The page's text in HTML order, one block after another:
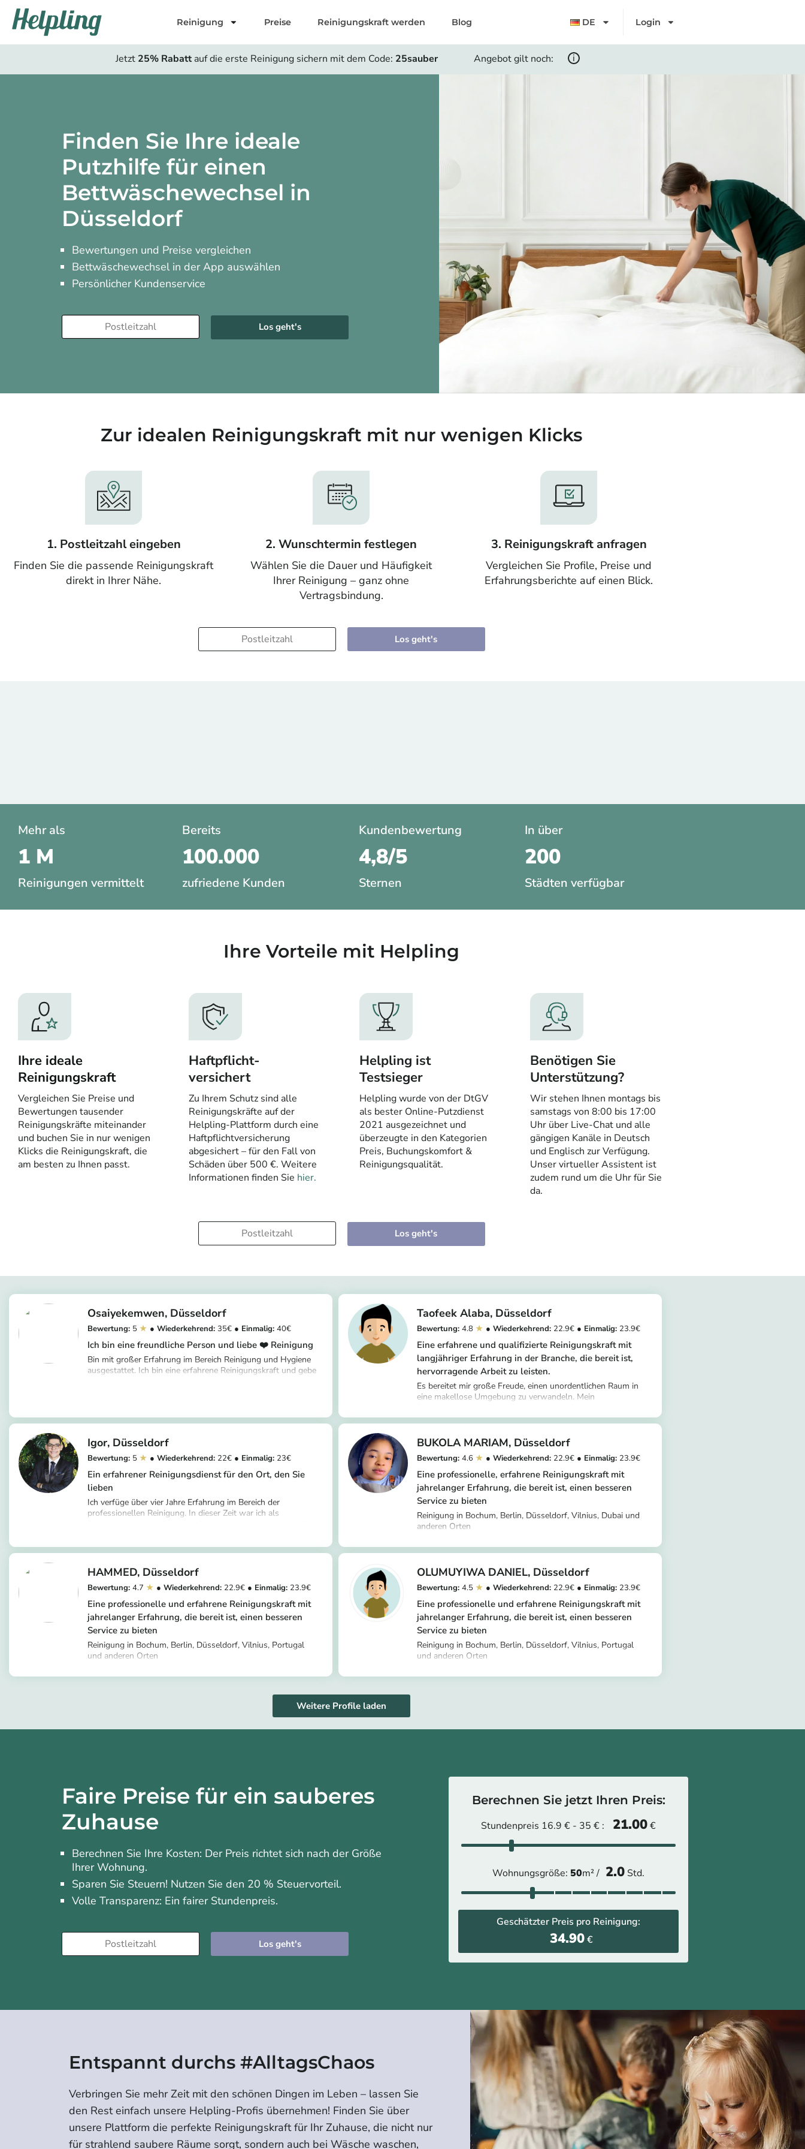
springen
Reinigung Preise Reinigungskraft werden Blog DE Login
Jetzt 25% Rabattauf die erste Reinigung sichern mit dem Code: 25sauber Angebot gilt noch: i
Finden Sie Ihre ideale
Putzhilfe für einen
Bettwäschewechsel in
Düsseldorf
Bewertungen und Preise vergleichen
Bettwäschewechsel in der App auswählen
Persönlicher Kundenservice
Los geht's
Zur idealen Reinigungskraft mit nur wenigen Klicks
1. Postleitzahl eingeben
Finden Sie die passende Reinigungskraft
direkt in Ihrer Nähe.
2. Wunschtermin festlegen
Wählen Sie die Dauer und Häufigkeit
Ihrer Reinigung – ganz ohne
Vertragsbindung.
3. Reinigungskraft anfragen
Vergleichen Sie Profile, Preise und
Erfahrungsberichte auf einen Blick.
Los geht's
Mehr als
1 M
Reinigungen vermittelt
Bereits
100.000
zufriedene Kunden
Kundenbewertung
4,8/5
Sternen
In über
200
Städten verfügbar
Ihre Vorteile mit Helpling​
Ihre ideale
Reinigungskraft
Vergleichen Sie Preise und
Bewertungen tausender
Reinigungskräfte miteinander
und buchen Sie in nur wenigen
Klicks die Reinigungskraft, die
am besten zu Ihnen passt.
Haftpflicht-
versichert
Zu Ihrem Schutz sind alle
Reinigungskräfte auf der
Helpling-Plattform durch eine
Haftpflichtversicherung
abgesichert – für den Fall von
Schäden über 500 €. Weitere
Informationen finden Sie hier.
Helpling ist
Testsieger
Helpling wurde von der DtGV
als bester Online-Putzdienst
2021 ausgezeichnet und
überzeugte in den Kategorien
Preis, Buchungskomfort &
Reinigungsqualität.
Benötigen Sie
Unterstützung?
Wir stehen Ihnen montags bis
samstags von 8:00 bis 17:00
Uhr über Live-Chat und alle
gängigen Kanäle in Deutsch
und Englisch zur Verfügung.
Unser virtueller Assistent ist
zudem rund um die Uhr für Sie
da.
Los geht's
Osaiyekemwen Düsseldorf
5 35 40
Ich bin eine freundliche Person und liebe ❤️ Reinigung
Bin mit großer Erfahrung im Bereich Reinigung und Hygiene
ausgestattet. Ich bin eine erfahrene Reinigungskraft und gebe
Taofeek Alaba Düsseldorf
4.8 22.9 23.9
Eine erfahrene und qualifizierte Reinigungskraft mit
langjähriger Erfahrung in der Branche, die bereit ist,
hervorragende Arbeit zu leisten.
Es bereitet mir große Freude, einen unordentlichen Raum in
eine makellose Umgebung zu verwandeln. Mein
Fegen, Staubsaugen und Wischen. Mit drei Jahren Erfahrung
und Privatwohnungen bin ich sehr detailorientiert und in der
Lage, unabhängig oder mit minimaler Aufsicht zu arbeiten. Ich
versichere Ihnen, dass ich Ihr Zuhause in einem makellosen
Zustand hinterlassen werde.
alaba-a-d6592bc1-bbd5-4169-8a5e-
ef26d6283067
Igor Düsseldorf
5 22 23
Ein erfahrener Reinigungsdienst für den Ort, den Sie
lieben
Ich verfüge über vier Jahre Erfahrung im Bereich der
professionellen Reinigung. In dieser Zeit war ich als
von Wohn- und Gewerbeimmobilien bin ich in der Lage, auf
alle Details einzugehen, die Ihre Immobilie erfordert. Das
Verständnis für Ihre Bedürfnisse ist mir zudem von
grundlegender Bedeutung. Sollten Sie Bedenken haben,
beantworte ich gerne alle Ihre Fragen.
BUKOLA MARIAM Düsseldorf
4.6 22.9 23.9
Eine professionelle, erfahrene Reinigungskraft mit
jahrelanger Erfahrung, die bereit ist, einen besseren
Service zu bieten
Reinigung in Bochum, Berlin, Düsseldorf, Vilnius, Dubai und
anderen Orten
mariam-o
HAMMED Düsseldorf
4.7 22.9 23.9
Eine professionelle und erfahrene Reinigungskraft mit
jahrelanger Erfahrung, die bereit ist, einen besseren
Service zu bieten
Reinigung in Bochum, Berlin, Düsseldorf, Vilnius, Portugal
und anderen Orten
OLUMUYIWA DANIEL Düsseldorf
4.5 22.9 23.9
Eine professionelle und erfahrene Reinigungskraft mit
jahrelanger Erfahrung, die bereit ist, einen besseren
Service zu bieten
Reinigung in Bochum, Berlin, Düsseldorf, Vilnius, Portugal
und anderen Orten
Weitere Profile laden
Faire Preise für ein sauberes
Zuhause
Berechnen Sie Ihre Kosten: Der Preis richtet sich nach der Größe
Ihrer Wohnung.
Sparen Sie Steuern! Nutzen Sie den 20 % Steuervorteil.
Volle Transparenz: Ein fairer Stundenpreis.
Los geht's
Berechnen Sie jetzt Ihren Preis:
Stundenpreis 16.9 € - 35 € : 21.00€
Wohnungsgröße: 50m² / 2.0 Std.
Geschätzter Preis pro Reinigung:
34.90€
Entspannt durchs #AlltagsChaos
Verbringen Sie mehr Zeit mit den schönen Dingen im Leben – lassen Sie
den Rest einfach unsere Helpling-Profis übernehmen! Finden Sie über
unsere Plattform die perfekte Reinigungskraft für Ihr Zuhause, die nicht nur
für strahlend saubere Räume sorgt, sondern auch bei Wäsche waschen,